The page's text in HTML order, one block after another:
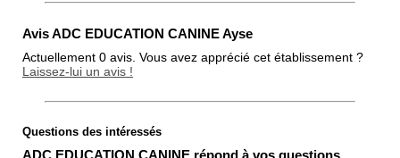
Avis ADC EDUCATION CANINE Ayse
Actuellement 0 avis. Vous avez apprécié cet établissement ?
Laissez-lui un avis !
Note globale
Questions des intéressés
ADC EDUCATION CANINE répond à vos questions